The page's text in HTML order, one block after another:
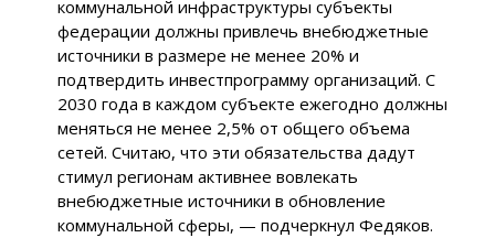
коммунальной инфраструктуры субъекты
федерации должны привлечь внебюджетные
источники в размере не менее 20% и
подтвердить инвестпрограмму организаций. С
2030 года в каждом субъекте ежегодно должны
меняться не менее 2,5% от общего объема
сетей. Считаю, что эти обязательства дадут
стимул регионам активнее вовлекать
внебюджетные источники в обновление
коммунальной сферы, — подчеркнул Федяков.